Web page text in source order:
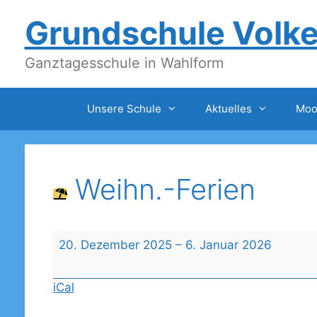
Inhalt
springenGrundschule
Ganztagesschule in Wahlform
Unsere Schule Aktuelles
Weihn.-Ferien
Weihn.-
20. Dezember 2025 – 6. Januar 2026
iCal